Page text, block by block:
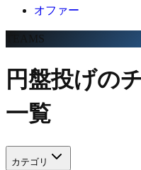
オファー
TEAMS
円盤投げの
一覧
カテゴリ